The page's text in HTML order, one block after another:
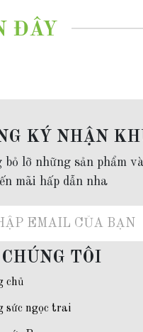
ĐÂY
KÝ NHẬN
bỏ lỡ những sản phẩm
mãi hấp dẫn nha
TÔI
chủ
sức ngọc trai